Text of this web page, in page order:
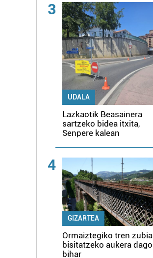
3
UDALA
Lazkaotik Beasainera
sartzeko bidea itxita,
Senpere kalean
4
GIZARTEA
Ormaiztegiko tren zubia
bisitatzeko aukera dago
bihar